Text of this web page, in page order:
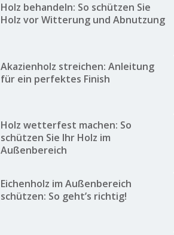
Holz behandeln: So schützen Sie
Holz vor Witterung und Abnutzung
Akazienholz streichen: Anleitung
für ein perfektes Finish
Holz wetterfest machen: So
schützen Sie Ihr Holz im
Außenbereich
Eichenholz im Außenbereich
schützen: So geht’s richtig!